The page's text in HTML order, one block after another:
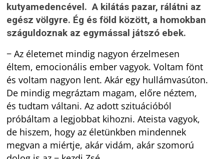
kutyamedencével. A kilátás pazar, rálátni az
egész völgyre. Ég és föld között, a homokban
száguldoznak az egymással játszó ebek.
− Az életemet mindig nagyon érzelmesen
éltem, emocionális ember vagyok. Voltam fönt
és voltam nagyon lent. Akár egy hullámvasúton.
De mindig megráztam magam, előre néztem,
és tudtam váltani. Az adott szituációból
próbáltam a legjobbat kihozni. Ateista vagyok,
de hiszem, hogy az életünkben mindennek
megvan a miértje, akár vidám, akár szomorú